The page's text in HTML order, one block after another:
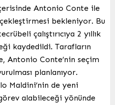
Antonio Conte ile
bekleniyor. Bu
çalıştırıcıya 2 yıllık
kaydedildi. Tarafların
Antonio Conte’nin seçim
planlanıyor.
Maldini’nin de yeni
alabileceği yönünde